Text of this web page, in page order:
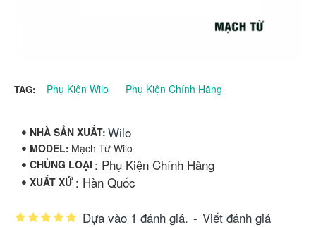
TAG: Phụ Kiện Wilo Phụ Kiện Chính Hãng
NHÀ SẢN XUẤT: Wilo
MODEL: Mạch Từ Wilo
CHỦNG LOẠI : Phụ Kiện Chính Hãng
XUẤT XỨ : Hàn Quốc
Dựa vào 1 đánh giá. - Viết đánh giá